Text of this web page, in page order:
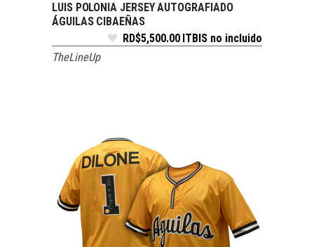
SELECCIONAR OPCIONES
LUIS POLONIA JERSEY AUTOGRAFIADO
ÁGUILAS CIBAEÑAS
RD$5,500.00 ITBIS no incluido
TheLineUp